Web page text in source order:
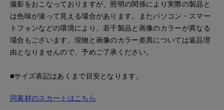
撮影をおこなっておりますが、照明の関係により実際の製品と
は色味が違って見える場合があります。またパソコン・スマー
トフォンなどの環境により、若干製品と画像のカラーが異なる
場合もございます。現物と画像のカラー差異については返品理
由となりませんので、予めご了承ください。
■サイズ表記はあくまで目安となります。
同素材のスカートはこちら